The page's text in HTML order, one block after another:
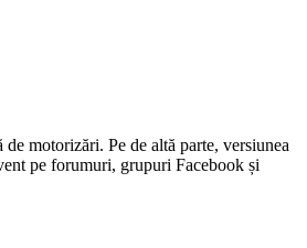
motorizări. Pe de altă parte, versiunea
pe forumuri, grupuri Facebook și